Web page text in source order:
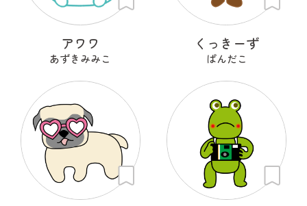
アワワ
あずきみみこ
くっきーず
ぱんだこ